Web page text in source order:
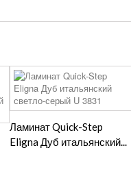
Ламинат Quick-Step
Eligna Дуб итальянский...